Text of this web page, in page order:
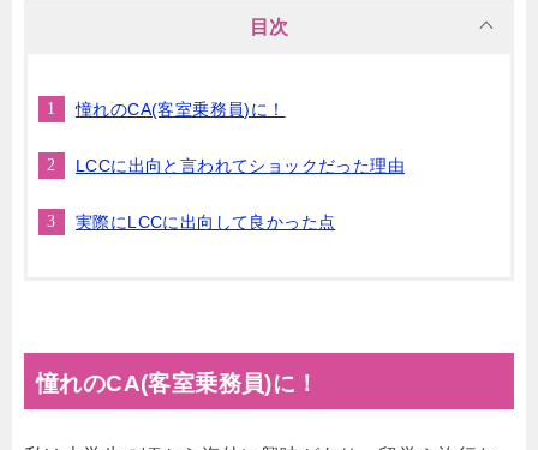
目次
憧れのCA(客室乗務員)に！
LCCに出向と言われてショックだった理由
実際にLCCに出向して良かった点
憧れのCA(客室乗務員)に！